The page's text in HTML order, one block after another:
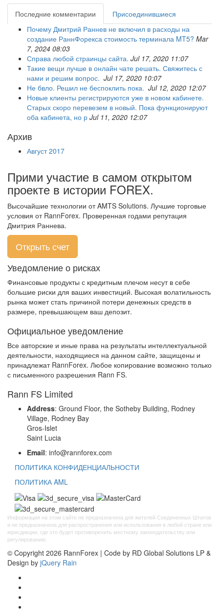
Последние комментарии
Присоединившиеся
Почему Дмитрий Раннев не включил в расходы на
создание РаннФорекса стоимость терминала MT5? Mar
7, 2024 08:03
Справа любой страинцы сайта. Jul 17, 2020 11:07
Такие вещи лучше в онлайн чате решать. Свяжитесь с
нами и решим вопрос. Jul 17, 2020 10:07
Не бвло. Решил не беспоклить пока. Jul 12, 2020 12:07
Новые клиенты регистрируются уже в новом кабинете.
Старых скоро перевезем в новый. Пока функционируют
оба кабинета, но р Jul 11, 2020 12:07
Архив
Август 2017
Прими участие в самом открытом
проекте в истории FOREX.
Высочайшие технологии от AMTS Solutions. Лучшие торговые
условия от RannForex. Проверенная годами репутация
Дмитрия Раннева.
Открыть счет
Уведомление о рисках
Финансовые продукты с кредитным плечом несут в себе
большие риски для ваших инвестиций. Высокая волатильность
рынка может стать причиной потери денежных средств в
размере, превышающем ваш депозит.
Официальное уведомление
Все авторские и иные права на результаты интеллектуальной
деятельности, находящиеся на данном сайте, защищены и
принадлежат RannForex. Любое копирование возможно только
с письменного разрешения Rann FS.
Rann FS Limited
Address: Ground Floor, the Sotheby Building, Rodney
Village, Rodney Bay
Gros-Islet
Saint Lucia
Email: info@rannforex.com
ПОЛИТИКА КОНФИДЕНЦИАЛЬНОСТИ
ПОЛИТИКА AML
Информация на этом сайте не предназначена для жителей Соединенных Штатов
и не предназначена для распространения или использования в любой стране или
юрисдикции, где это будет противоречить местному законодательству или
регулированию.
© Copyright 2026 RannForex | Code by RD Global Solutions LP &
Design by jQuery Rain